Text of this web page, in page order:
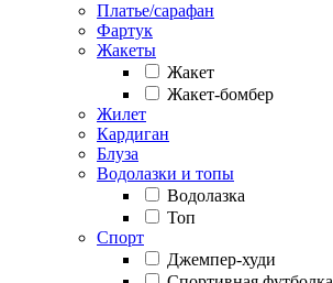
Платье/сарафан
Фартук
Жакеты
Жакет
Жакет-бомбер
Жилет
Кардиган
Блуза
Водолазки и топы
Водолазка
Топ
Спорт
Джемпер-худи